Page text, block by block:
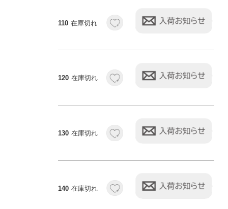
110 在庫切れ
120 在庫切れ
130 在庫切れ
140 在庫切れ